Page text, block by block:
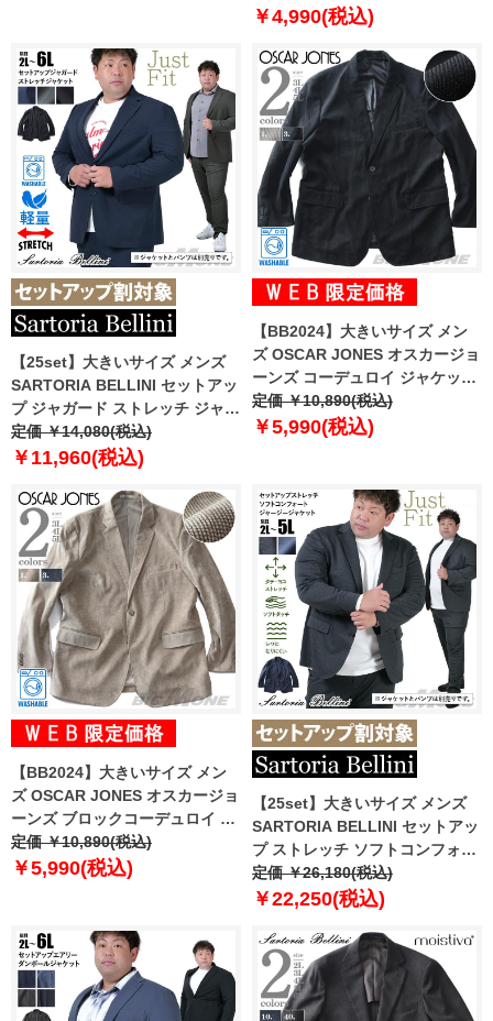
ウォッシャブル スマリラ
￥4,990(税込)
【25set】大きいサイズ メンズ
SARTORIA BELLINI セットアッ
プ ジャガード ストレッチ ジャケ
ット ジャストフィット 軽量 ウォ
ッシャブル イージーケア ライフ
定価 ￥14,080(税込)
￥11,960(税込)
【BB2024】大きいサイズ メン
ズ OSCAR JONES オスカージョ
ーンズ コーデュロイ ジャケット
ウォッシャブル イージーケア
7920
定価 ￥10,890(税込)
￥5,990(税込)
【BB2024】大きいサイズ メン
ズ OSCAR JONES オスカージョ
ーンズ ブロックコーデュロイ ジ
ャケット ウォッシャブル イージ
ーケア 8750
定価 ￥10,890(税込)
￥5,990(税込)
【25set】大きいサイズ メンズ
SARTORIA BELLINI セットアッ
プ ストレッチ ソフトコンフォー
トジャージー ジャケット ジャス
トフィット tzjk-2b
定価 ￥26,180(税込)
￥22,250(税込)